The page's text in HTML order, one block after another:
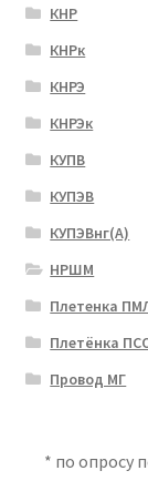
КНР
КНРк
КНРЭ
КНРЭк
КУПВ
КУПЭВ
КУПЭВнг(А)
НРШМ
Плетенка
Плетёнка
Провод МГ
* по опросу